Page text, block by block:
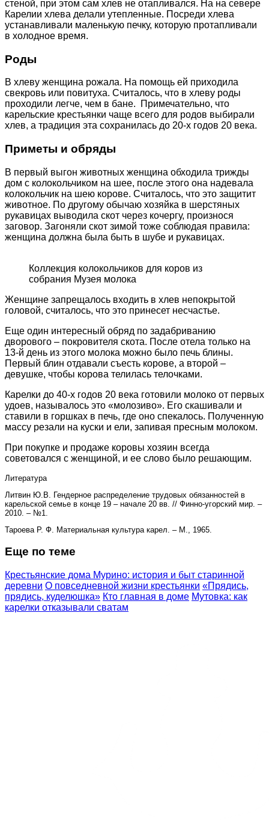
стеной, при этом сам хлев не отапливался. На на севере
Карелии хлева делали утепленные. Посреди хлева
устанавливали маленькую печку, которую протапливали
в холодное время.
Роды
В хлеву женщина рожала. На помощь ей приходила
свекровь или повитуха. Считалось, что в хлеву роды
проходили легче, чем в бане. Примечательно, что
карельские крестьянки чаще всего для родов выбирали
хлев, а традиция эта сохранилась до 20-х годов 20 века.
Приметы и обряды
В первый выгон животных женщина обходила трижды
дом с колокольчиком на шее, после этого она надевала
колокольчик на шею корове. Считалось, что это защитит
животное. По другому обычаю хозяйка в шерстяных
рукавицах выводила скот через кочергу, произнося
заговор. Загоняли скот зимой тоже соблюдая правила:
женщина должна была быть в шубе и рукавицах.
Коллекция колокольчиков для коров из
собрания Музея молока
Женщине запрещалось входить в хлев непокрытой
головой, считалось, что это принесет несчастье.
Еще один интересный обряд по задабриванию
дворового – покровителя скота. После отела только на
13-й день из этого молока можно было печь блины.
Первый блин отдавали съесть корове, а второй –
девушке, чтобы корова телилась телочками.
Карелки до 40-х годов 20 века готовили молоко от первых
удоев, называлось это «молозиво». Его скашивали и
ставили в горшках в печь, где оно спекалось. Полученную
массу резали на куски и ели, запивая пресным молоком.
При покупке и продаже коровы хозяин всегда
советовался с женщиной, и ее слово было решающим.
Литература
Литвин Ю.В. Гендерное распределение трудовых обязанностей в
карельской семье в конце 19 – начале 20 вв. // Финно-угорский мир. –
2010. – №1.
Тароева Р. Ф. Материальная культура карел. – М., 1965.
Еще по теме
Крестьянские дома Мурино: история и быт старинной
деревни О повседневной жизни крестьянки «Прядись,
прядись, куделюшка» Кто главная в доме Мутовка: как
карелки отказывали сватам